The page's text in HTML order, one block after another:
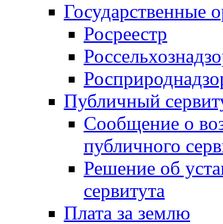
Государственные
Росреестр
Публичный
Сообщение о
публичного
Решение об
сервитута
Плата за землю